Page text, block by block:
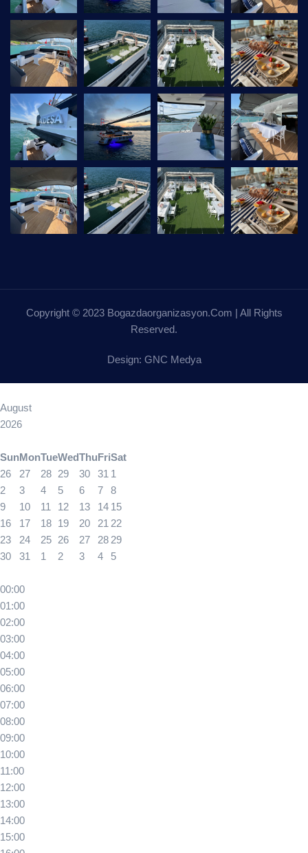
Copyright © 2023 Bogazdaorganizasyon.com | All Rights
Reserved.
Design: GNC Medya
August
2026
SunMonTueWedThuFriSat
26
27 28 29 30 31 1
2
3 4 5 6 7
8
9
10 11 12 13 14 15
16
17 18 19 20 21 22
23
24 25 26 27 28 29
30
31 1 2 3 4 5
00:00
01:00
02:00
03:00
04:00
05:00
06:00
07:00
08:00
09:00
10:00
11:00
12:00
13:00
14:00
15:00